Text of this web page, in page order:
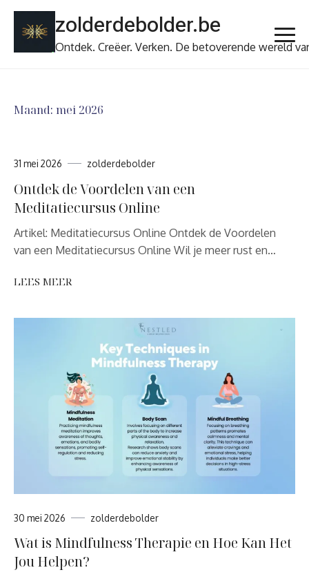
zolderdebolder.be
Ontdek. Creëer. Verken. De betoverende wereld
Maand: mei 2026
31 mei 2026 zolderdebolder
Ontdek de Voordelen van een
Meditatiecursus Online
Artikel: Meditatiecursus Online Ontdek de Voordelen
van een Meditatiecursus Online Wil je meer rust en…
LEES MEER
30 mei 2026 zolderdebolder
Wat is Mindfulness Therapie en Hoe Kan Het
Jou Helpen?